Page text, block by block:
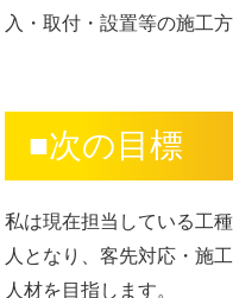
入・取付・設置等の施工
■次の目標
私は現在担当している工
人となり、客先対応・施
人材を目指します。